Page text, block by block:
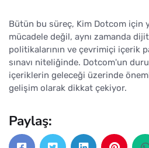
Bütün bu süreç, Kim Dotcom için
mücadele değil, aynı zamanda
politikalarının ve çevrimiçi içerik
sınavı niteliğinde. Dotcom'un
içeriklerin geleceği üzerinde
gelişim olarak dikkat çekiyor.
Paylaş: